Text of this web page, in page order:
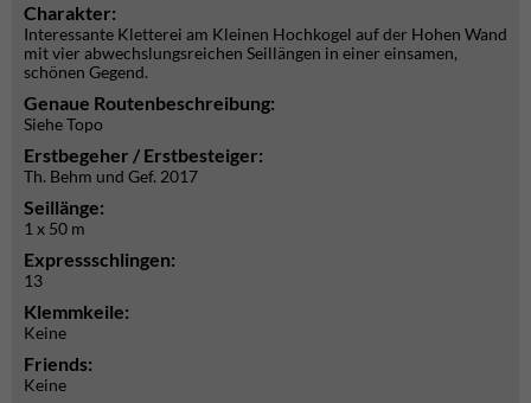
Charakter:
Interessante Kletterei am Kleinen Hochkogel auf der Hohen Wand
mit vier abwechslungsreichen Seillängen in einer einsamen,
schönen Gegend.
Genaue Routenbeschreibung:
Siehe Topo
Erstbegeher / Erstbesteiger:
Th. Behm und Gef. 2017
Seillänge:
1 x 50 m
Expressschlingen:
13
Klemmkeile:
Keine
Friends:
Keine